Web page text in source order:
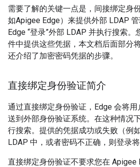
需要了解的关键一点是，间接绑定身
如Apigee Edge）来提供外部 LDAP
Edge “登录”外部 LDAP 并执行搜索。
件中提供这些凭据，本文档后面部分
还介绍了加密密码凭据的步骤。
直接绑定身份验证简介
通过直接绑定身份验证，Edge 会将
送到外部身份验证系统。在这种情况
行搜索。提供的凭据成功或失败（例
LDAP 中，或者密码不正确，则登录将
直接绑定身份验证不要求您在 Apigee